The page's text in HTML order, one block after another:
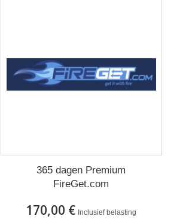
365 dagen Premium
FireGet.com
170,00 € Inclusief belasting